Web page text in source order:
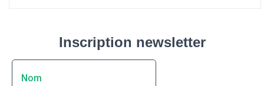
Inscription newsletter